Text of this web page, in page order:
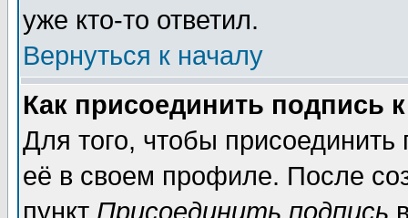
уже кто-то ответил.
Вернуться к началу
Как присоединить подпись
Для того, чтобы
её в своем профиле. После
пункт Присоединить подпись